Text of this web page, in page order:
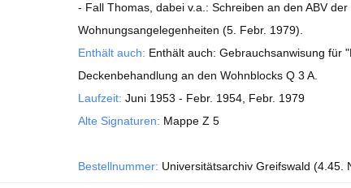
- Fall Thomas, dabei v.a.: Schreiben an den ABV
Wohnungsangelegenheiten (5. Febr. 1979).
Enthält auch: Enthält auch: Gebrauchsanwisung für
Deckenbehandlung an den Wohnblocks Q 3 A.
Laufzeit: Juni 1953 - Febr. 1954, Febr. 1979
Alte Signaturen: Mappe Z 5
Bestellnummer: Universitätsarchiv Greifswald (4.45.